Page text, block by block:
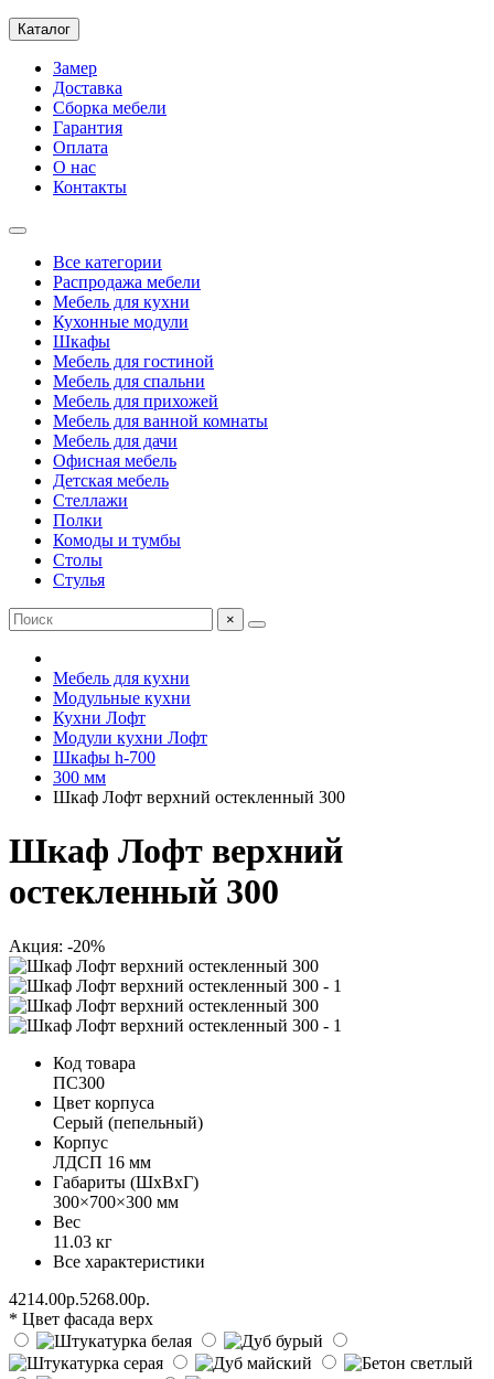
Каталог
Замер
Доставка
Сборка мебели
Гарантия
Оплата
О нас
Контакты
Все категории
Распродажа мебели
Мебель для кухни
Кухонные модули
Шкафы
Мебель для гостиной
Мебель для спальни
Мебель для прихожей
Мебель для ванной комнаты
Мебель для дачи
Офисная мебель
Детская мебель
Стеллажи
Полки
Комоды и тумбы
Столы
Стулья
×
Мебель для кухни
Модульные кухни
Кухни Лофт
Модули кухни Лофт
Шкафы h-700
300 мм
Шкаф Лофт верхний остекленный 300
Шкаф Лофт верхний
остекленный 300
Акция: -20%
Код товара
ПС300
Цвет корпуса
Серый (пепельный)
Корпус
ЛДСП 16 мм
Габариты (ШхВхГ)
300×700×300 мм
Вес
11.03 кг
Все характеристики
4214.00р.5268.00р.
* Цвет фасада верх